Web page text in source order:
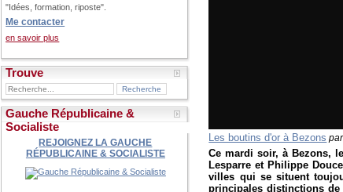
"Idées, formation, riposte".
Me contacter
en savoir plus
Trouve
Gauche Républicaine &
Socialiste
REJOIGNEZ LA GAUCHE
RÉPUBLICAINE & SOCIALISTE
Les boutins d'or à Bezons
Ce mardi soir, à Bezons,
Lesparre et Philippe
villes qui se situent
principales distinctions de